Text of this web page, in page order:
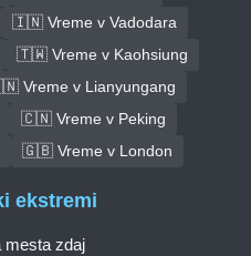
🇮🇳 Vreme v Vadodara
🇹🇼 Vreme v Kaohsiung
Vreme v Lianyungang
🇨🇳 Vreme v Peking
🇬🇧 Vreme v London
ekstremi
mesta zdaj